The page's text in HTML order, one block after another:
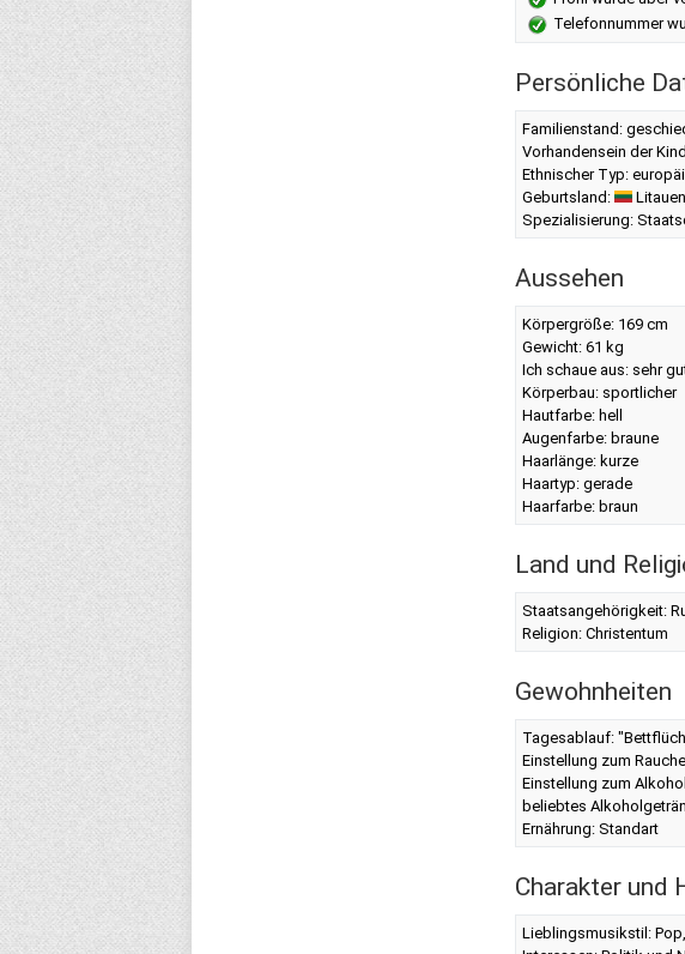
Telefonnummer
Persönliche
Familienstand:
Vorhandensein der
Ethnischer Typ:
Geburtsland:
Litauen
Spezialisierung:
Aussehen
Körpergröße: 169 cm
Gewicht: 61 kg
Ich schaue aus: sehr
Körperbau: sportlicher
Hautfarbe: hell
Augenfarbe: braune
Haarlänge: kurze
Haartyp: gerade
Haarfarbe: braun
Land und
Staatsangehörigkeit:
Religion: Christentum
Gewohnheiten
Tagesablauf:
Einstellung zum
Einstellung zum
beliebtes
Ernährung: Standart
Charakter und
Lieblingsmusikstil: